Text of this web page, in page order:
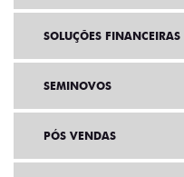
SOLUÇÕES FINANCEIRAS
SEMINOVOS
PÓS VENDAS